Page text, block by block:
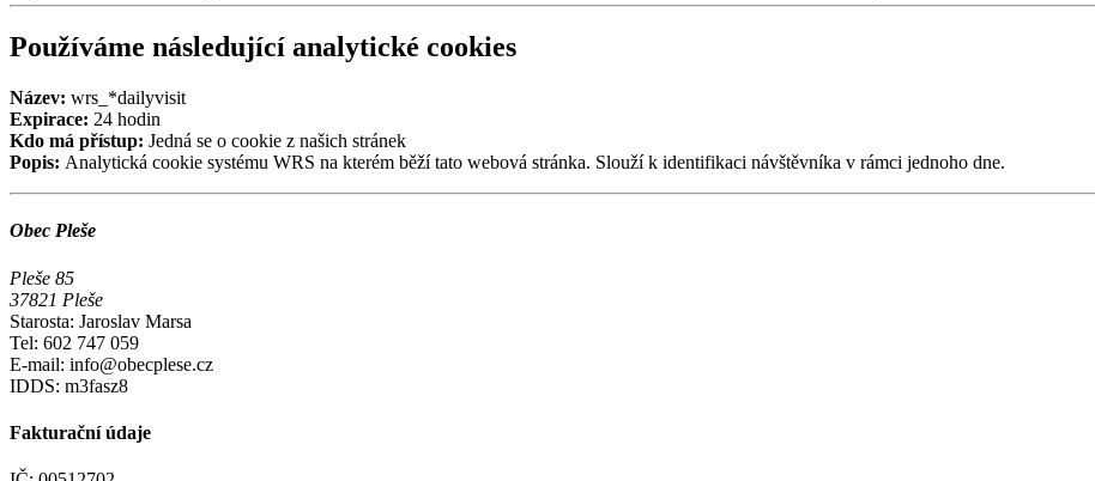
Používáme následující analytické cookies
Název: wrs_*dailyvisit
Expirace: 24 hodin
Kdo má přístup: Jedná se o cookie z našich stránek
Popis: Analytická cookie systému WRS na kterém běží tato webová stránka. Slouží k identifikaci návštěvníka v rámci jednoho dne.
Obec Pleše
Pleše 85
37821 Pleše
Starosta: Jaroslav Marsa
Tel: 602 747 059
E-mail: info@obecplese.cz
IDDS: m3fasz8
Fakturační údaje